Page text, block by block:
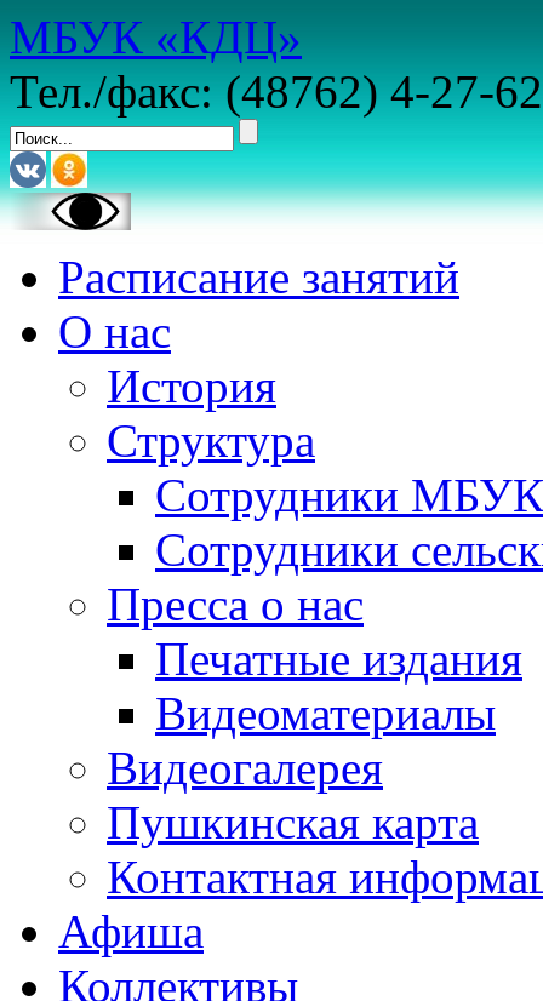
МБУК «КДЦ»
Тел./факс: (48762) 4-27-62
Расписание занятий
О нас
История
Структура
Сотрудники
Сотрудники
Пресса о нас
Печатные издания
Видеоматериалы
Видеогалерея
Пушкинская карта
Контактная
Афиша
Коллективы